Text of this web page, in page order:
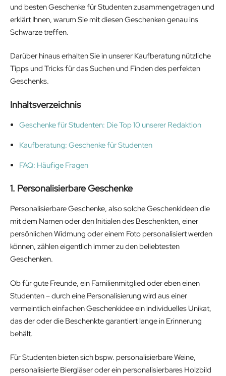
und besten Geschenke für Studenten zusammengetragen und
erklärt Ihnen, warum Sie mit diesen Geschenken genau ins
Schwarze treffen.
Darüber hinaus erhalten Sie in unserer Kaufberatung nützliche
Tipps und Tricks für das Suchen und Finden des perfekten
Geschenks.
Inhaltsverzeichnis
Geschenke für Studenten: Die Top 10 unserer Redaktion
Kaufberatung: Geschenke für Studenten
FAQ: Häufige Fragen
1. Personalisierbare Geschenke
Personalisierbare Geschenke, also solche Geschenkideen die
mit dem Namen oder den Initialen des Beschenkten, einer
persönlichen Widmung oder einem Foto personalisiert werden
können, zählen eigentlich immer zu den beliebtesten
Geschenken.
Ob für gute Freunde, ein Familienmitglied oder eben einen
Studenten – durch eine Personalisierung wird aus einer
vermeintlich einfachen Geschenkidee ein individuelles Unikat,
das der oder die Beschenkte garantiert lange in Erinnerung
behält.
Für Studenten bieten sich bspw. personalisierbare Weine,
personalisierte Biergläser oder ein personalisierbares Holzbild